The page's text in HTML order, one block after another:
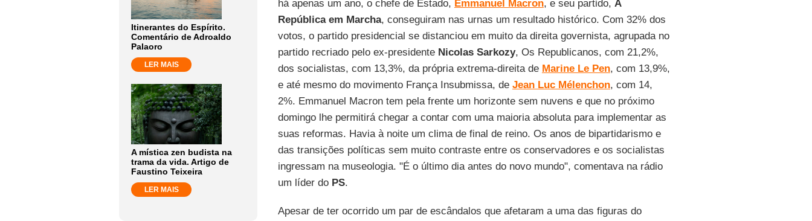
Itinerantes do Espírito.
Comentário de Adroaldo
Palaoro
LER MAIS
A mística zen budista na
trama da vida. Artigo de
Faustino Teixeira
LER MAIS
há apenas um ano, o chefe de Estado, Emmanuel Macron, e seu partido, A
República em Marcha, conseguiram nas urnas um resultado histórico. Com 32% dos
votos, o partido presidencial se distanciou em muito da direita governista, agrupada no
partido recriado pelo ex-presidente Nicolas Sarkozy, Os Republicanos, com 21,2%,
dos socialistas, com 13,3%, da própria extrema-direita de Marine Le Pen, com 13,9%,
e até mesmo do movimento França Insubmissa, de Jean Luc Mélenchon, com 14,
2%. Emmanuel Macron tem pela frente um horizonte sem nuvens e que no próximo
domingo lhe permitirá chegar a contar com uma maioria absoluta para implementar as
suas reformas. Havia à noite um clima de final de reino. Os anos de bipartidarismo e
das transições políticas sem muito contraste entre os conservadores e os socialistas
ingressam na museologia. "É o último dia antes do novo mundo", comentava na rádio
um líder do PS.
Apesar de ter ocorrido um par de escândalos que afetaram a uma das figuras do